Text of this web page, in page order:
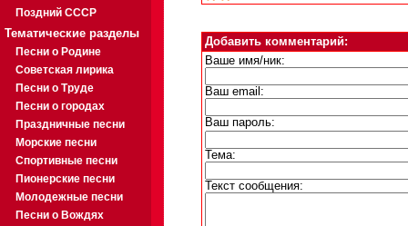
Поздний СССР
Тематические разделы
Песни о Родине
Советская лирика
Песни о Труде
Песни о городах
Праздничные песни
Морские песни
Спортивные песни
Пионерские песни
Молодежные песни
Песни о Вождях
Добавить комментарий:
Ваше имя/ник:
Ваш email:
Ваш пароль:
Тема:
Текст сообщения: